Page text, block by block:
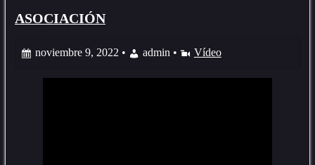
ASOCIACIÓN
noviembre 9, 2022 • admin • Vídeo